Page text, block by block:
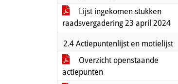
Lijst ingekomen stukken
raadsvergadering 23 april 2024
2.4 Actiepuntenlijst en motielijst
Overzicht openstaande
actiepunten